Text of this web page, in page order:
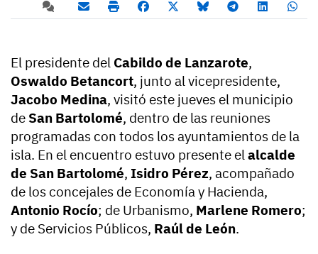
El presidente del Cabildo de Lanzarote,
Oswaldo Betancort, junto al vicepresidente,
Jacobo Medina, visitó este jueves el municipio
de San Bartolomé, dentro de las reuniones
programadas con todos los ayuntamientos de la
isla. En el encuentro estuvo presente elalcalde
de San Bartolomé, Isidro Pérez, acompañado
de los concejales de Economía y Hacienda,
Antonio Rocío; de Urbanismo, Marlene Romero;
y de Servicios Públicos, Raúl de León.